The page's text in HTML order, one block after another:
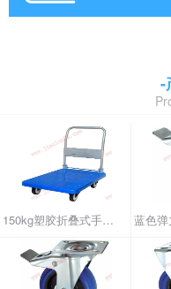
-
150kg塑胶折叠式手推车